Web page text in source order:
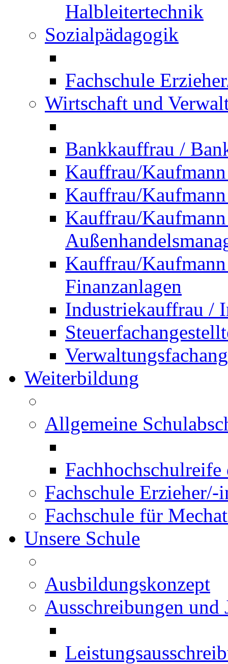
Halbleitertechnik
Sozialpädagogik
Fachschule
Wirtschaft und
Bankkauffrau /
Kauffrau/
Kauffrau/
Kauffrau/
Kauffrau/
Finanzanlagen
Industriekauffrau /
Weiterbildung
Allgemeine
Fachschule Erzieher/-
Fachschule für
Unsere Schule
Ausbildungskonzept
Ausschreibungen und